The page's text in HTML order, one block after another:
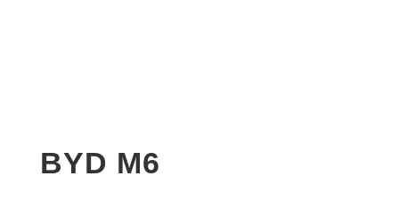
BYD M6